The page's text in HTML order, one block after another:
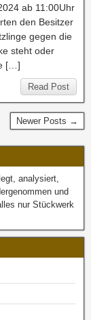
ab 11:00Uhr
den Besitzer
gegen die
steht oder
[…]
Read Post
Newer Posts →
analysiert,
und
nur Stückwerk